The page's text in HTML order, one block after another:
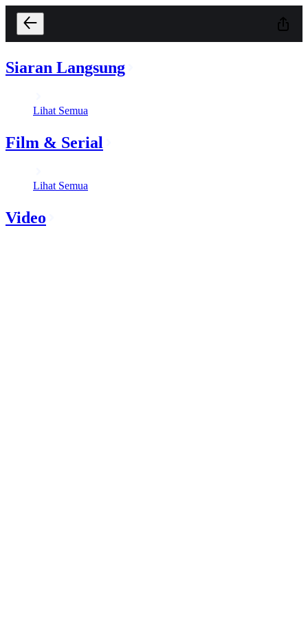
Siaran Langsung
Lihat Semua
Film & Serial
Lihat Semua
Video